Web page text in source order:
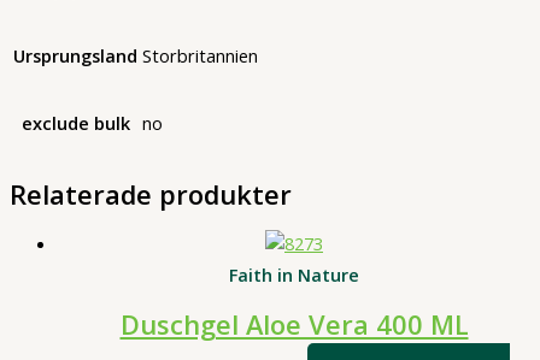
Ursprungsland Storbritannien
exclude bulk no
Relaterade produkter
Faith in Nature
Duschgel Aloe Vera 400 ML